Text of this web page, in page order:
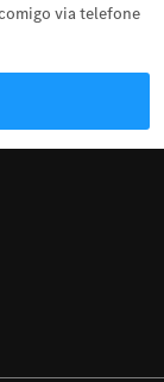
via telefone